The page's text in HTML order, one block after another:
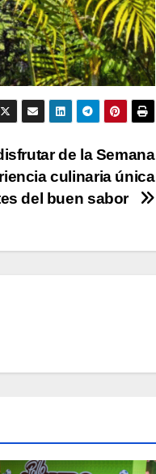
de la Semana
culinaria única
del buen sabor